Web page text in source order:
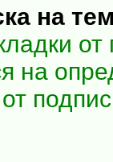
на
от
на